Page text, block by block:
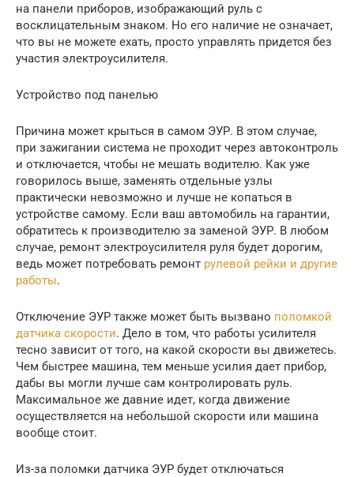
на панели приборов, изображающий руль с
восклицательным знаком. Но его наличие не означает,
что вы не можете ехать, просто управлять придется без
участия электроусилителя.
Устройство под панелью
Причина может крыться в самом ЭУР. В этом случае,
при зажигании система не проходит через автоконтроль
и отключается, чтобы не мешать водителю. Как уже
говорилось выше, заменять отдельные узлы
практически невозможно и лучше не копаться в
устройстве самому. Если ваш автомобиль на гарантии,
обратитесь к производителю за заменой ЭУР. В любом
случае, ремонт электроусилителя руля будет дорогим,
ведь может потребовать ремонт рулевой рейки и другие
работы.
Отключение ЭУР также может быть вызвано поломкой
датчика скорости. Дело в том, что работы усилителя
тесно зависит от того, на какой скорости вы движетесь.
Чем быстрее машина, тем меньше усилия дает прибор,
дабы вы могли лучше сам контролировать руль.
Максимальное же давние идет, когда движение
осуществляется на небольшой скорости или машина
вообще стоит.
Из-за поломки датчика ЭУР будет отключаться